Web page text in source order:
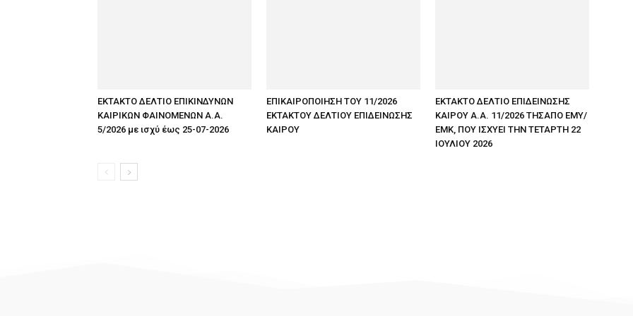
ΕΚΤΑΚΤΟ ΔΕΛΤΙΟ ΕΠΙΚΙΝΔΥΝΩΝ
ΚΑΙΡΙΚΩΝ ΦΑΙΝΟΜΕΝΩΝ Α.Α.
5/2026 με ισχύ έως 25-07-2026
ΕΠΙΚΑΙΡΟΠΟΙΗΣΗ ΤΟΥ 11/2026
ΕΚΤΑΚΤΟΥ ΔΕΛΤΙΟΥ ΕΠΙΔΕΙΝΩΣΗΣ
ΚΑΙΡΟΥ
ΕΚΤΑΚΤΟ ΔΕΛΤΙΟ ΕΠΙΔΕΙΝΩΣΗΣ
ΚΑΙΡΟΥ Α.Α. 11/2026 ΤΗΣΑΠΟ ΕΜΥ/
ΕΜΚ, ΠΟΥ ΙΣΧΥΕΙ ΤΗΝ ΤΕΤΑΡΤΗ 22
ΙΟΥΛΙΟΥ 2026